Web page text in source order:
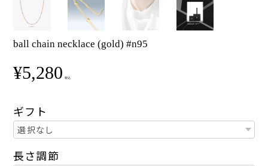
ball chain necklace (gold) #n95
¥5,280 税込
ギフト
長さ調節